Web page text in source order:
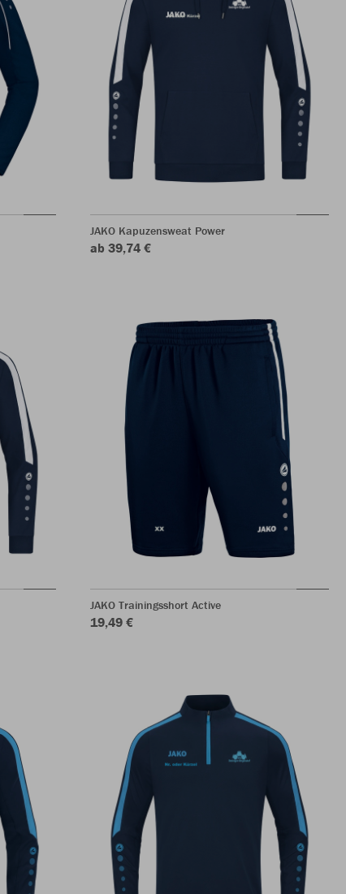
JAKO Kapuzensweat Power
ab 39,74 €
JAKO Trainingsshort Active
19,49 €